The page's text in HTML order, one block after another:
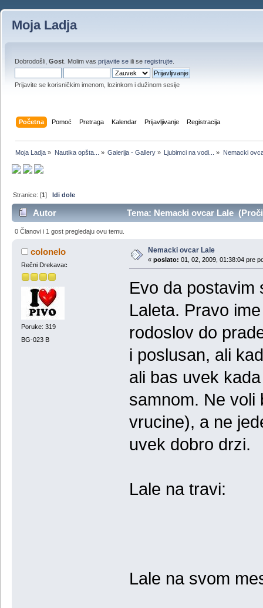
Moja Ladja
Dobrodošli, Gost . Molim vas prijavite se ili se registrujte
Prijavite se korisničkim imenom, lozinkom i dužinom sesije
Početna Pomoć Pretraga Kalendar Prijavljivanje Registracija
Moja Ladja » Nautika opšta... » Galerija - Gallery» Ljubimci na vodi... » Nemacki
Stranice: [1]Idi dole
Autor Tema: Nemacki ovcar Lale
0 Članovi i 1 gost pregledaju ovu temu.
colonelo
Rečni Drekavac
Poruke: 319
BG-023 B
Nemacki ovcar Lale
« poslato: 01, 02, 2009, 01:38:04 pre
Evo da postavim
Laleta. Pravo
rodoslov do
i poslusan, ali
ali bas uvek
samnom. Ne voli
vrucine), a ne
uvek dobro drzi.
Lale na travi:
Lale na svom